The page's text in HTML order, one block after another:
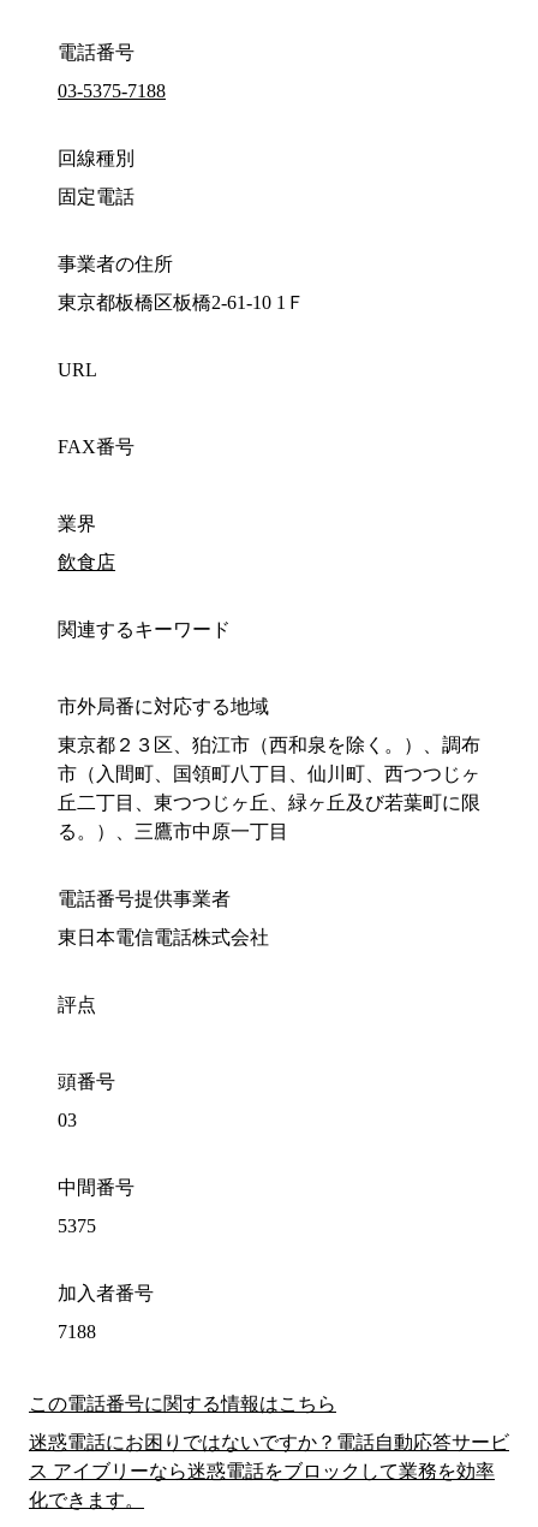
電話番号
03-5375-7188
回線種別
固定電話
事業者の住所
東京都板橋区板橋2-61-10 1Ｆ
URL
FAX番号
業界
飲食店
関連するキーワード
市外局番に対応する地域
東京都２３区、狛江市（西和泉を除く。）、調布
市（入間町、国領町八丁目、仙川町、西つつじヶ
丘二丁目、東つつじヶ丘、緑ヶ丘及び若葉町に限
る。）、三鷹市中原一丁目
電話番号提供事業者
東日本電信電話株式会社
評点
頭番号
03
中間番号
5375
加入者番号
7188
この電話番号に関する情報はこちら
迷惑電話にお困りではないですか？電話自動応答サービ
ス アイブリーなら迷惑電話をブロックして業務を効率
化できます。